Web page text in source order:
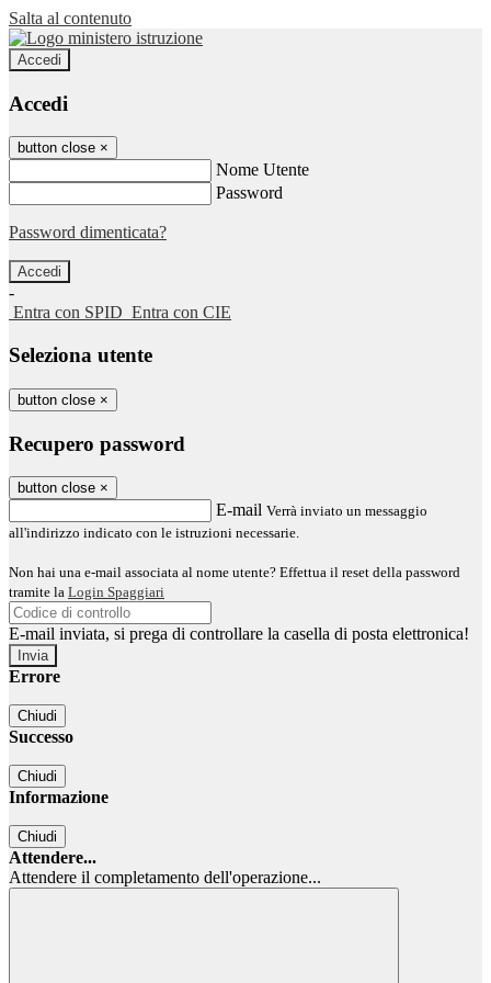
Salta al contenuto
Accedi
Accedi
button close ×
Nome Utente
Password
Password dimenticata?
-
Entra con SPID Entra con CIE
Seleziona utente
button close ×
Recupero password
button close ×
E-mail Verrà inviato un messaggio
all'indirizzo indicato con le istruzioni necessarie.
Non hai una e-mail associata al nome utente? Effettua il reset della password
tramite la Login Spaggiari
E-mail inviata, si prega di controllare la casella di posta elettronica!
Errore
Chiudi
Successo
Chiudi
Informazione
Chiudi
Attendere...
Attendere il completamento dell'operazione...